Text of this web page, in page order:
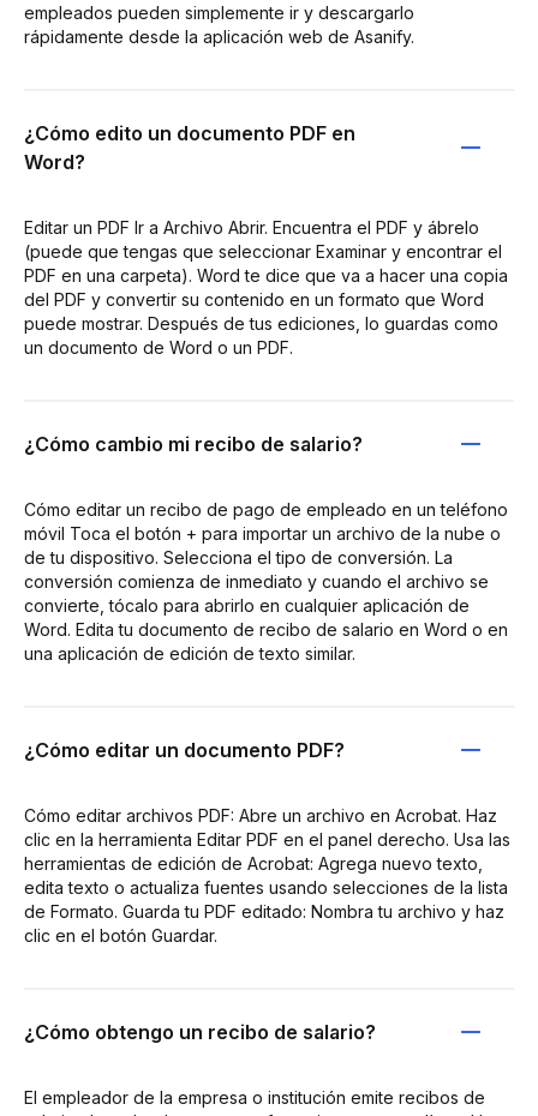
empleados pueden simplemente ir y descargarlo
rápidamente desde la aplicación web de Asanify.
¿Cómo edito un documento PDF en
Word?
Editar un PDF Ir a Archivo Abrir. Encuentra el PDF y ábrelo
(puede que tengas que seleccionar Examinar y encontrar el
PDF en una carpeta). Word te dice que va a hacer una copia
del PDF y convertir su contenido en un formato que Word
puede mostrar. Después de tus ediciones, lo guardas como
un documento de Word o un PDF.
¿Cómo cambio mi recibo de salario?
Cómo editar un recibo de pago de empleado en un teléfono
móvil Toca el botón + para importar un archivo de la nube o
de tu dispositivo. Selecciona el tipo de conversión. La
conversión comienza de inmediato y cuando el archivo se
convierte, tócalo para abrirlo en cualquier aplicación de
Word. Edita tu documento de recibo de salario en Word o en
una aplicación de edición de texto similar.
¿Cómo editar un documento PDF?
Cómo editar archivos PDF: Abre un archivo en Acrobat. Haz
clic en la herramienta Editar PDF en el panel derecho. Usa las
herramientas de edición de Acrobat: Agrega nuevo texto,
edita texto o actualiza fuentes usando selecciones de la lista
de Formato. Guarda tu PDF editado: Nombra tu archivo y haz
clic en el botón Guardar.
¿Cómo obtengo un recibo de salario?
El empleador de la empresa o institución emite recibos de